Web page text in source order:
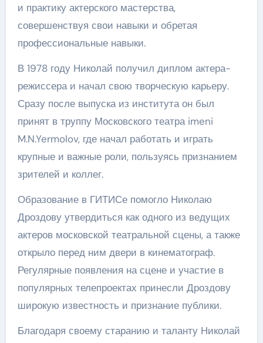
и практику актерского мастерства,
совершенствуя свои навыки и обретая
профессиональные навыки.
В 1978 году Николай получил диплом актера-
режиссера и начал свою творческую карьеру.
Сразу после выпуска из института он был
принят в труппу Московского театра imeni
M.N.Yermolov, где начал работать и играть
крупные и важные роли, пользуясь признанием
зрителей и коллег.
Образование в ГИТИСе помогло Николаю
Дроздову утвердиться как одного из ведущих
актеров московской театральной сцены, а также
открыло перед ним двери в кинематограф.
Регулярные появления на сцене и участие в
популярных телепроектах принесли Дроздову
широкую известность и признание публики.
Благодаря своему старанию и таланту Николай